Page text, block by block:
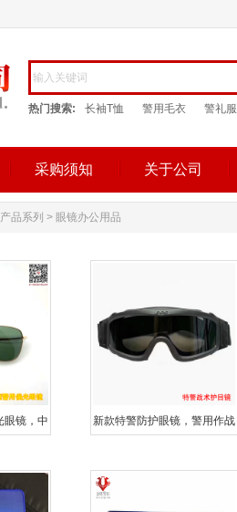
热门搜索: 长袖T恤 警用毛衣 警礼服
采购须知 关于公司
品系列 > 眼镜办公用品
眼镜，中 新款特警防护眼镜，警用作战